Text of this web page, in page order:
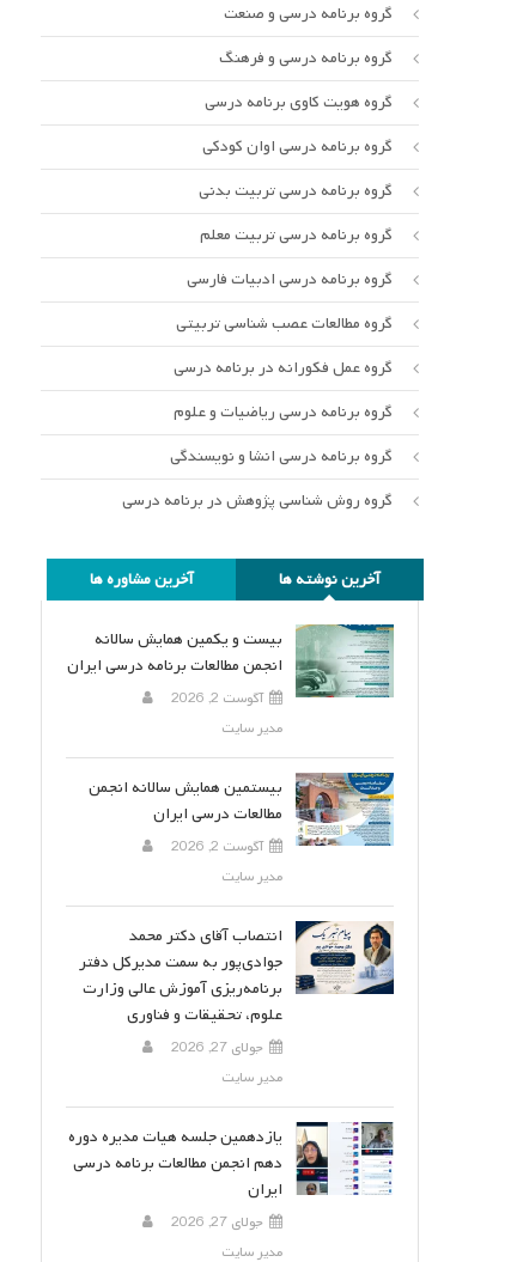
گروه برنامه درسی و صنعت
گروه برنامه درسی و فرهنگ
گروه هویت کاوی برنامه درسی
گروه برنامه درسی اوان کودکی
گروه برنامه درسی تربیت بدنی
گروه برنامه درسی تربیت معلم
گروه برنامه درسی ادبیات فارسی
گروه مطالعات عصب شناسی تربیتی
گروه عمل فکورانه در برنامه درسی
گروه برنامه درسی ریاضیات و علوم
گروه برنامه درسی انشا و نویسندگی
گروه روش شناسی پژوهش در برنامه درسی
آخرین نوشته ها آخرین مشاوره ها
بیست و یکمین همایش سالانه
انجمن مطالعات برنامه درسی ایران
آگوست 2, 2026
مدیر سایت
بیستمین همایش سالانه انجمن
مطالعات درسی ایران
آگوست 2, 2026
مدیر سایت
انتصاب آقای دکتر محمد
جوادی‌پور به سمت مدیرکل دفتر
برنامه‌ریزی آموزش عالی وزارت
علوم، تحقیقات و فناوری
جولای 27, 2026
مدیر سایت
یازدهمین جلسه هیات مدیره دوره
دهم انجمن مطالعات برنامه درسی
ایران
جولای 27, 2026
مدیر سایت